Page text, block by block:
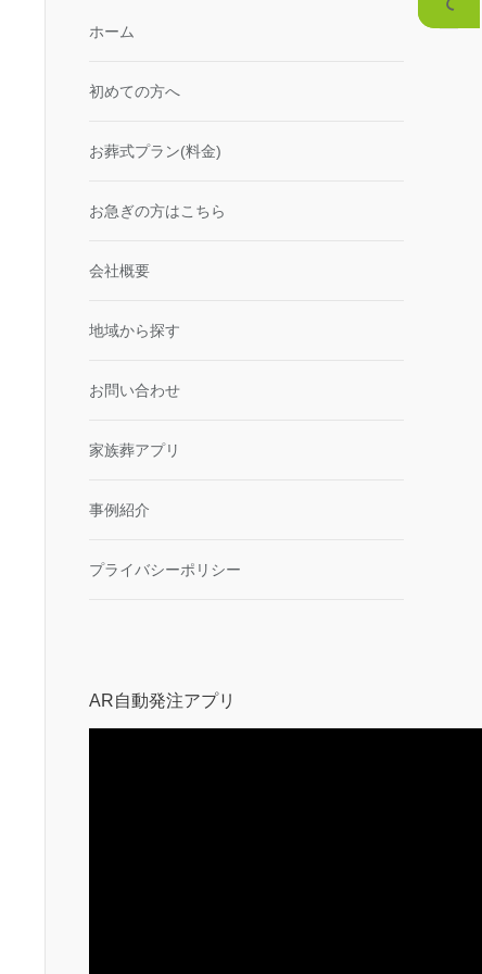
ホーム
初めての方へ
お葬式プラン(料金)
お急ぎの方はこちら
会社概要
地域から探す
お問い合わせ
家族葬アプリ
事例紹介
プライバシーポリシー
AR自動発注アプリ